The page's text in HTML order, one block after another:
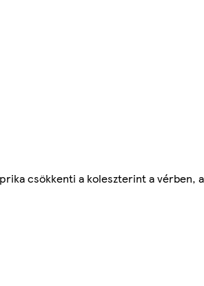
csökkenti a koleszterint a vérben,